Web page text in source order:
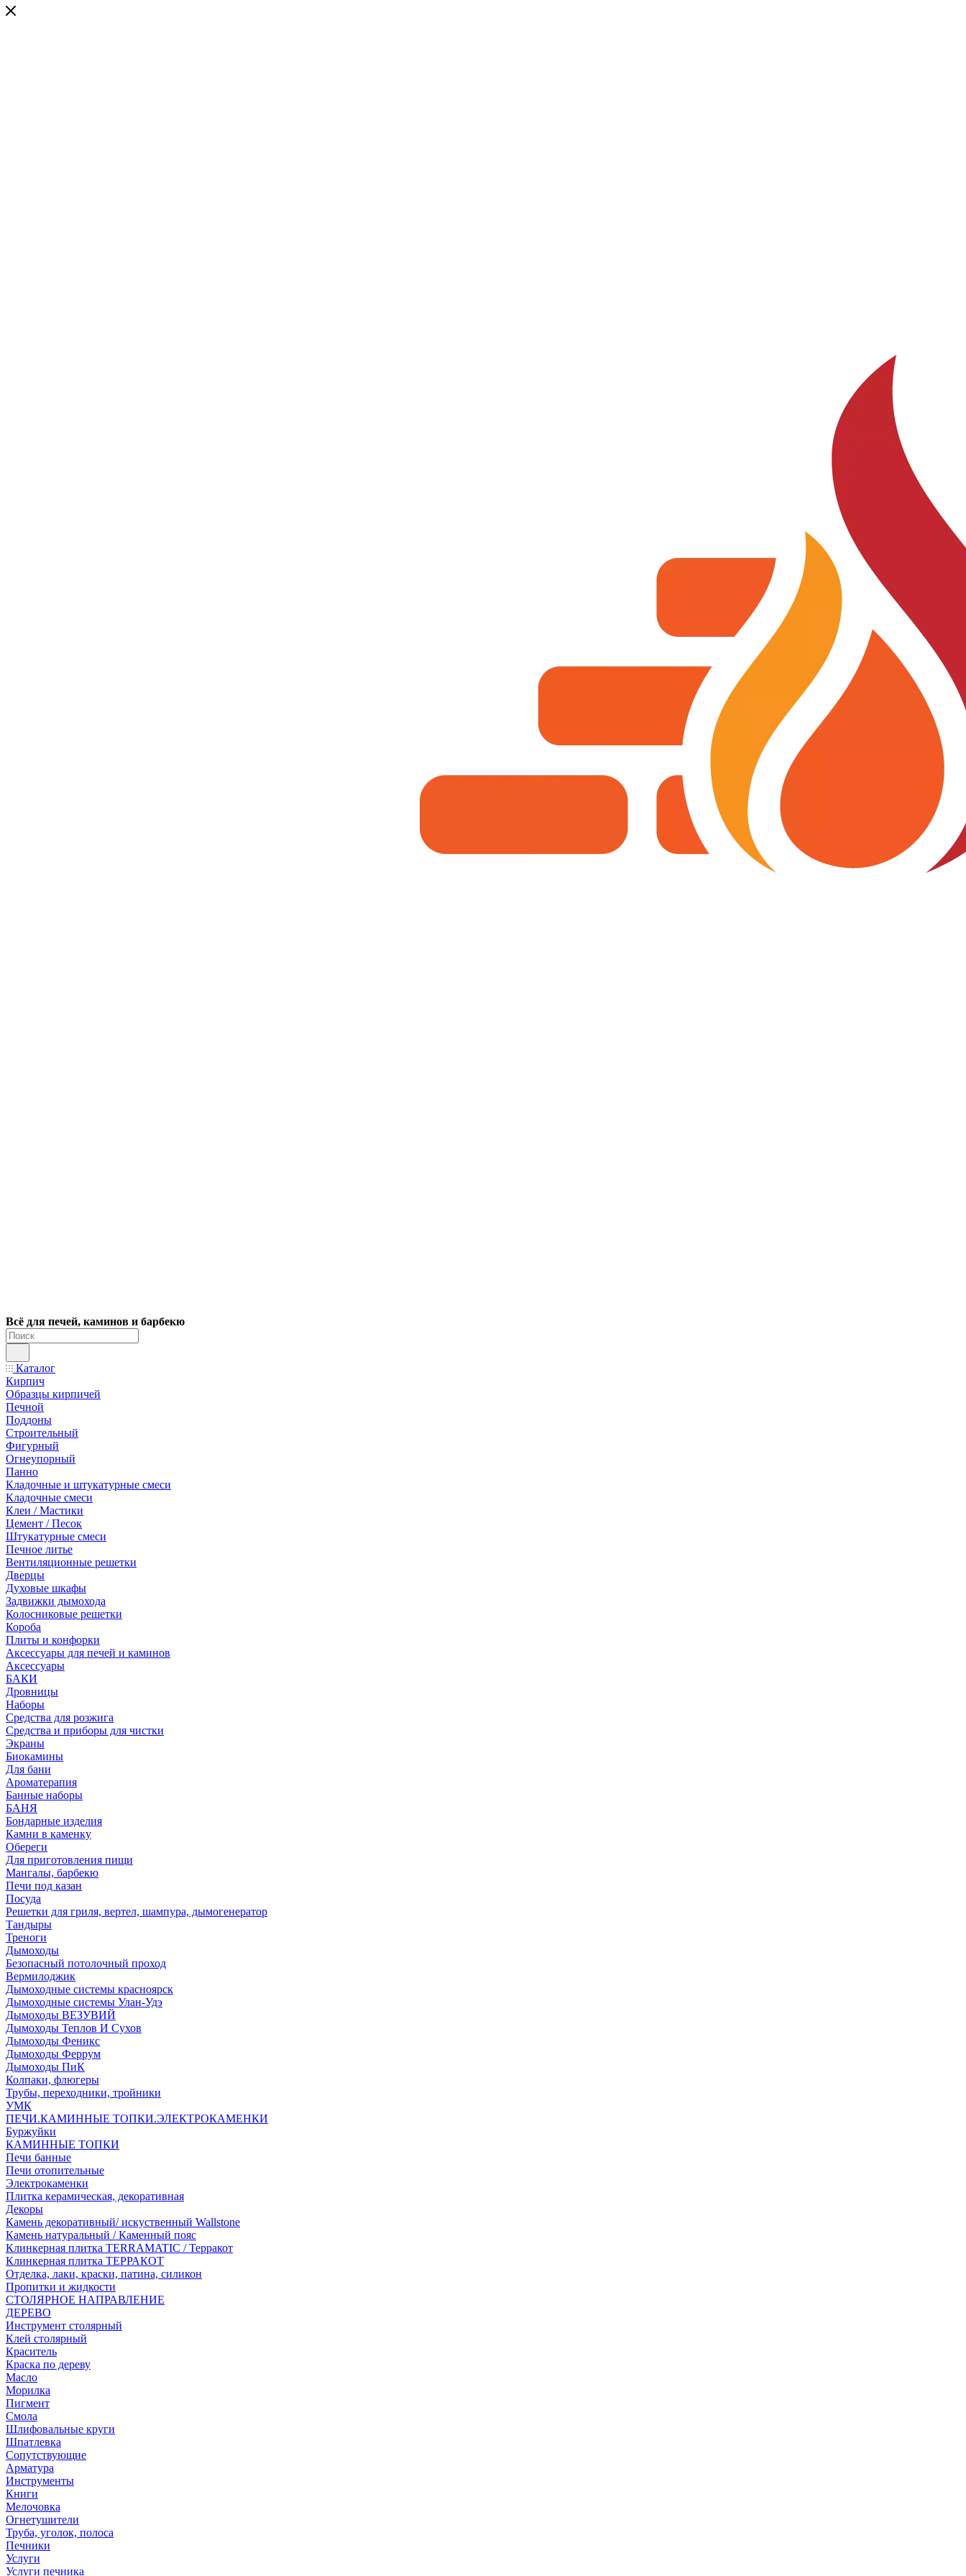
Всё для печей, каминов и барбекю
Каталог
Кирпич
Образцы кирпичей
Печной
Поддоны
Строительный
Фигурный
Огнеупорный
Панно
Кладочные и штукатурные смеси
Кладочные смеси
Клеи / Мастики
Цемент / Песок
Штукатурные смеси
Печное литье
Вентиляционные решетки
Дверцы
Духовые шкафы
Задвижки дымохода
Колосниковые решетки
Короба
Плиты и конфорки
Аксессуары для печей и каминов
Аксессуары
БАКИ
Дровницы
Наборы
Средства для розжига
Средства и приборы для чистки
Экраны
Биокамины
Для бани
Ароматерапия
Банные наборы
БАНЯ
Бондарные изделия
Камни в каменку
Обереги
Для приготовления пищи
Мангалы, барбекю
Печи под казан
Посуда
Решетки для гриля, вертел, шампура, дымогенератор
Тандыры
Треноги
Дымоходы
Безопасный потолочный проход
Вермилоджик
Дымоходные системы красноярск
Дымоходные системы Улан-Удэ
Дымоходы ВЕЗУВИЙ
Дымоходы Теплов И Сухов
Дымоходы Феникс
Дымоходы Феррум
Дымоходы ПиК
Колпаки, флюгеры
Трубы, переходники, тройники
УМК
ПЕЧИ.КАМИННЫЕ ТОПКИ.ЭЛЕКТРОКАМЕНКИ
Буржуйки
КАМИННЫЕ ТОПКИ
Печи банные
Печи отопительные
Электрокаменки
Плитка керамическая, декоративная
Декоры
Камень декоративный/ искуственный Wallstone
Камень натуральный / Каменный пояс
Клинкерная плитка TERRAMATIC / Терракот
Клинкерная плитка ТЕРРАКОТ
Отделка, лаки, краски, патина, силикон
Пропитки и жидкости
СТОЛЯРНОЕ НАПРАВЛЕНИЕ
ДЕРЕВО
Инструмент столярный
Клей столярный
Краситель
Краска по дереву
Масло
Морилка
Пигмент
Смола
Шлифовальные круги
Шпатлевка
Сопутствующие
Арматура
Инструменты
Книги
Мелочовка
Огнетушители
Труба, уголок, полоса
Печники
Услуги
Услуги печника